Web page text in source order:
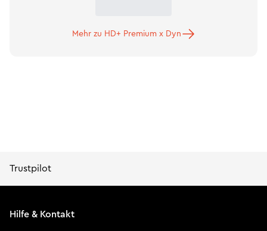
Mehr zu HD+ Premium x Dyn
Trustpilot
Hilfe & Kontakt